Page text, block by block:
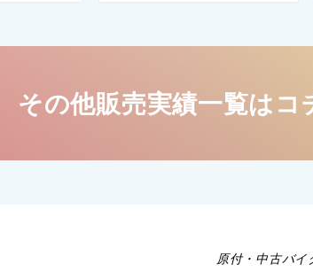
その他販売実績一覧はコ
原付・中古バイ